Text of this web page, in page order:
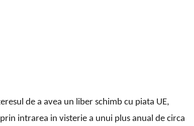
de a avea un liber schimb cu piata UE,
intrarea in visterie a unui plus anual de circa